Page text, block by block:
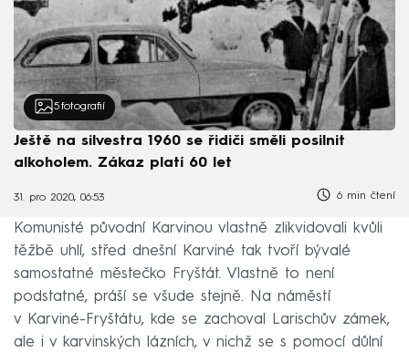
5 fotografií
Ještě na silvestra 1960 se řidiči směli posilnit
alkoholem. Zákaz platí 60 let
31. pro 2020, 06:53 6 min čtení
Komunisté původní Karvinou vlastně zlikvidovali kvůli
těžbě uhlí, střed dnešní Karviné tak tvoří bývalé
samostatné městečko Fryštát. Vlastně to není
podstatné, práší se všude stejně. Na náměstí
v Karviné-Fryštátu, kde se zachoval Larischův zámek,
ale i v karvinských lázních, v nichž se s pomocí důlní